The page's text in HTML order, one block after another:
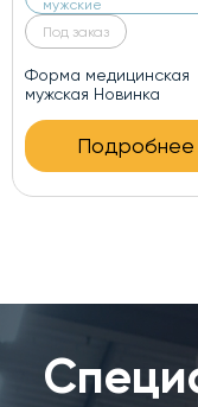
Под заказ
мужская